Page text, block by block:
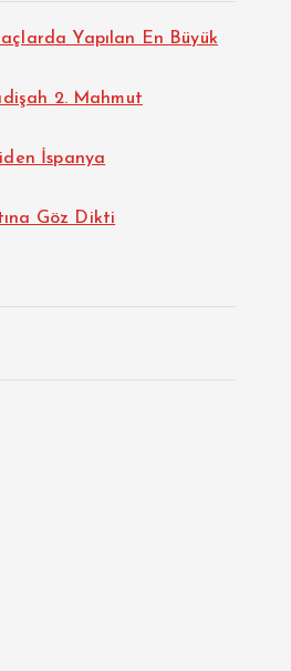
Yapılan En Büyük
2. Mahmut
İspanya
Göz Dikti